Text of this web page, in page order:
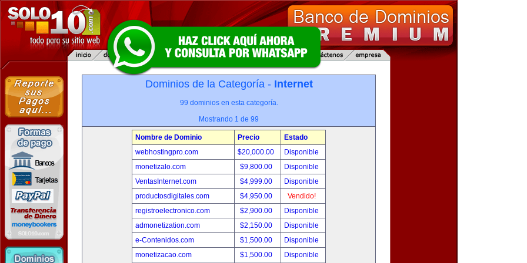
Dominios de la Categoría - Internet
99 dominios en esta categoría.
Mostrando 1 de 99
Nombre de Dominio Precio
Estado
webhostingpro.com
$20,000.00
Disponible
monetizalo.com
$9,800.00
Disponible
VentasInternet.com
$4,999.00
Disponible
productosdigitales.com
$4,950.00
Vendido!
registroelectronico.com
$2,900.00
Disponible
admonetization.com
$2,150.00
Disponible
e-Contenidos.com
$1,500.00
Disponible
monetizacao.com
$1,500.00 Disponible